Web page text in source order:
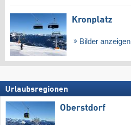
Kronplatz
Bilder anzeigen
Urlaubsregionen
Oberstdorf